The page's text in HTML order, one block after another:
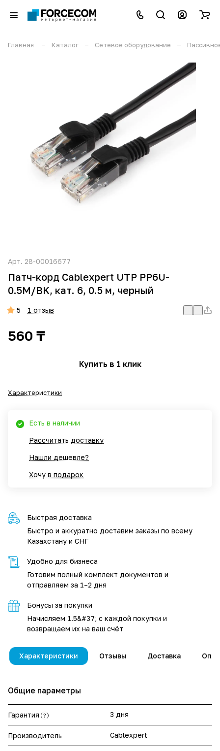
Главная – Каталог – Сетевое оборудование –
Арт. 28-00016677
Патч-корд Cablexpert UTP PP6U-
0.5M/BK, кат. 6, 0.5 м, черный
5 1 отзыв
560 ₸
Купить в 1 клик
Характеристики
Есть в наличии
Рассчитать доставку
Нашли дешевле?
Хочу в подарок
Быстрая доставка
Быстро и аккуратно доставим заказы по всему
Казахстану и СНГ
Удобно для бизнеса
Готовим полный комплект документов и
отправляем за 1–2 дня
Бонусы за покупки
Начисляем 1.5&#37; с каждой покупки и
возвращаем их на ваш счёт
Характеристики Отзывы Доставка
Общие параметры
Гарантия ? 3 дня
Производитель Cablexpert